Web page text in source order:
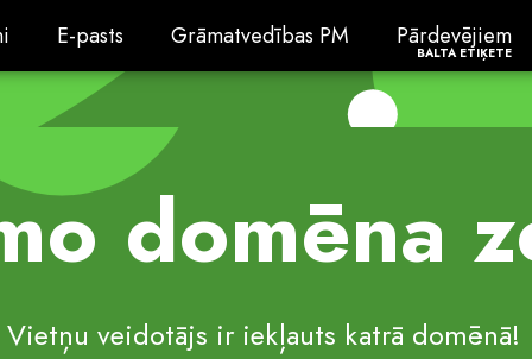
E-pasts
E-pasts Grāmatvedības PM
Grāmatvedības PM Pārdevējiem
BALTA ETIĶETE
domēna
Vietņu veidotājs ir iekļauts katrā domēnā!